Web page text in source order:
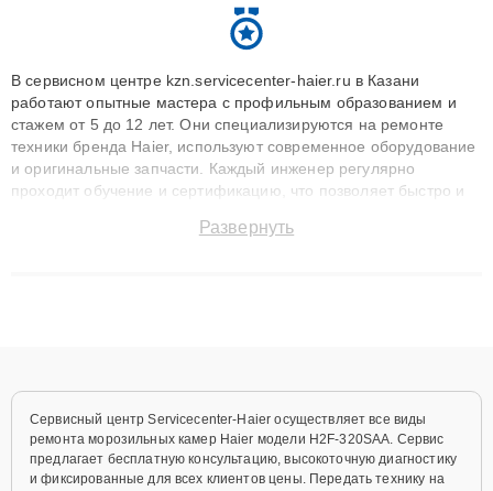
В сервисном центре kzn.servicecenter-haier.ru в Казани
работают опытные мастера с профильным образованием и
стажем от 5 до 12 лет. Они специализируются на ремонте
техники бренда Haier, используют современное оборудование
и оригинальные запчасти. Каждый инженер регулярно
проходит обучение и сертификацию, что позволяет быстро и
сохранением гарантии до 3 лет. Наши мастера решают
Развернуть
Сервисный центр Servicecenter-Haier осуществляет все виды
ремонта морозильных камер Haier модели H2F-320SAA. Сервис
предлагает бесплатную консультацию, высокоточную диагностику
и фиксированные для всех клиентов цены. Передать технику на